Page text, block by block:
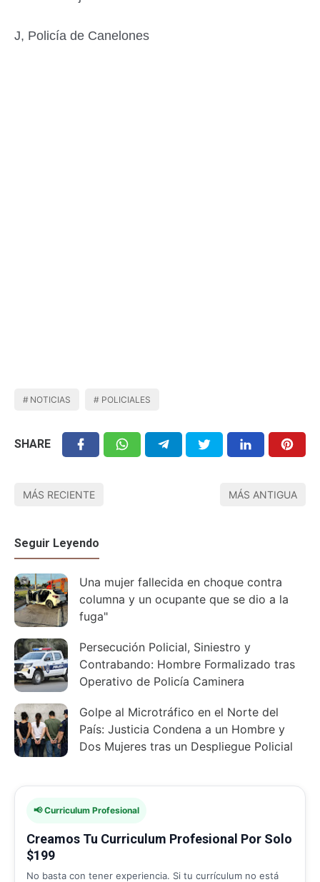
J, Policía de Canelones
NOTICIAS POLICIALES
SHARE
MÁS RECIENTE MÁS ANTIGUA
Seguir Leyendo
Una mujer fallecida en choque contra
columna y un ocupante que se dio a la
fuga"
Persecución Policial, Siniestro y
Contrabando: Hombre Formalizado tras
Operativo de Policía Caminera
Golpe al Microtráfico en el Norte del
País: Justicia Condena a un Hombre y
Dos Mujeres tras un Despliegue Policial
📢 Curriculum Profesional
Creamos Tu Curriculum Profesional Por Solo
$199
No basta con tener experiencia. Si tu currículum no está